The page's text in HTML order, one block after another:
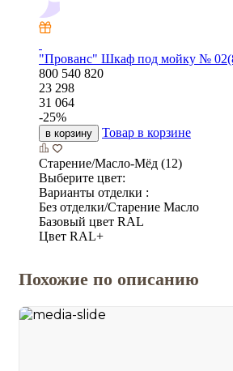
"Прованс" Шкаф под мойку №
800 540 820
23 298
31 064
-25%
в корзину Товар в корзине
Старение/Масло-Мёд (12)
Выберите цвет:
Варианты отделки :
Без отделки/Старение Масло
Базовый цвет RAL
Цвет RAL+